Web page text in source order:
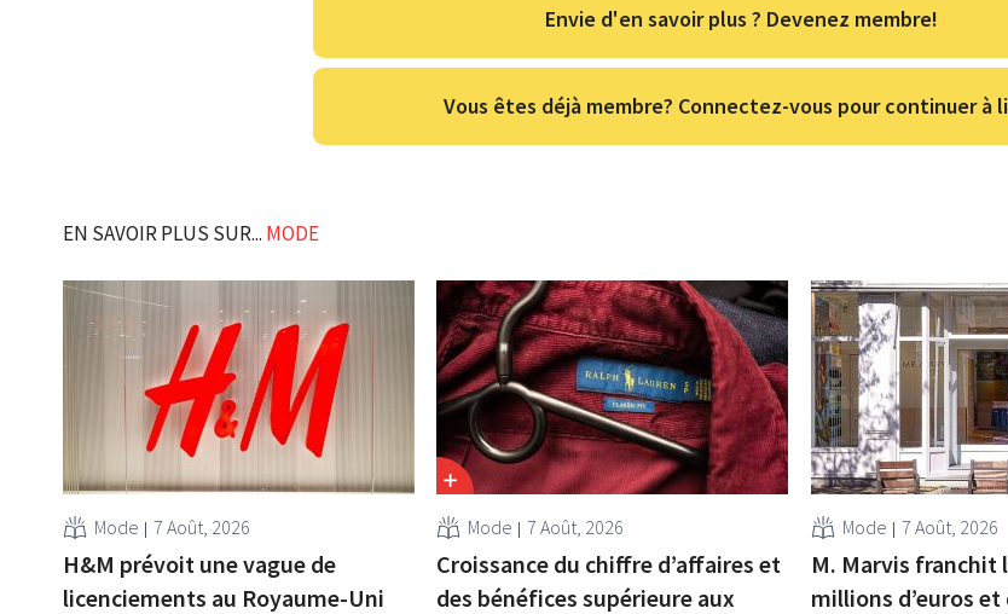
Envie d'en savoir plus ? Devenez membre!
Vous êtes déjà membre? Connectez-vous pour continuer à
EN SAVOIR PLUS SUR... MODE
Mode 7 Août, 2026
H&M prévoit une vague de
licenciements au Royaume-Uni
Mode 7 Août, 2026
Croissance du chiffre d’affaires et
des bénéfices supérieure aux
Mode 7 Août, 2026
M. Marvis franchit
millions d’euros et